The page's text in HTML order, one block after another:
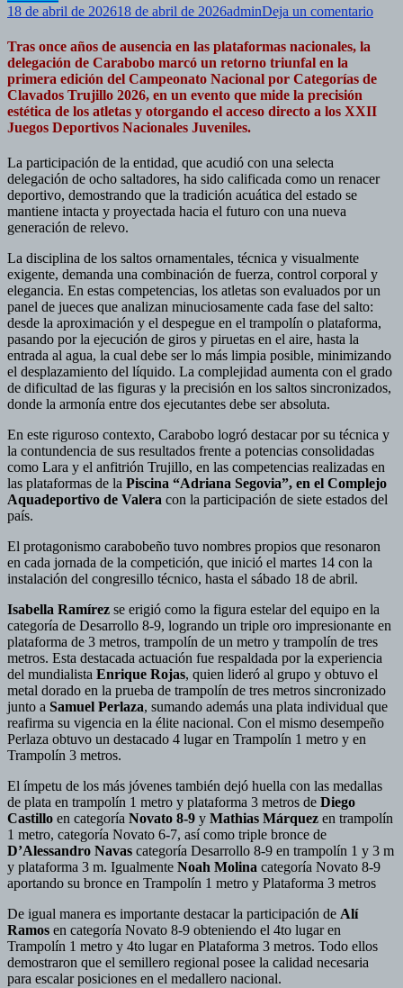
18 de abril de 202618 de abril de 2026adminDeja un comentarioen
en
1er
de
Tras once años de ausencia en las plataformas nacionales, la
delegación de Carabobo marcó un retorno triunfal en la
primera edición del Campeonato Nacional por Categorías de
Clavados Trujillo 2026, en un evento que mide la precisión
estética de los atletas y otorgando el acceso directo a los XXII
Juegos Deportivos Nacionales Juveniles.
La participación de la entidad, que acudió con una selecta
delegación de ocho saltadores, ha sido calificada como un renacer
deportivo, demostrando que la tradición acuática del estado se
mantiene intacta y proyectada hacia el futuro con una nueva
generación de relevo.
La disciplina de los saltos ornamentales, técnica y visualmente
exigente, demanda una combinación de fuerza, control corporal y
elegancia. En estas competencias, los atletas son evaluados por un
panel de jueces que analizan minuciosamente cada fase del salto:
desde la aproximación y el despegue en el trampolín o plataforma,
pasando por la ejecución de giros y piruetas en el aire, hasta la
entrada al agua, la cual debe ser lo más limpia posible, minimizando
el desplazamiento del líquido. La complejidad aumenta con el grado
de dificultad de las figuras y la precisión en los saltos sincronizados,
donde la armonía entre dos ejecutantes debe ser absoluta.
En este riguroso contexto, Carabobo logró destacar por su técnica y
la contundencia de sus resultados frente a potencias consolidadas
como Lara y el anfitrión Trujillo, en las competencias realizadas en
las plataformas de la Piscina “Adriana Segovia”, en el Complejo
Aquadeportivo de Valera con la participación de siete estados del
país.
El protagonismo carabobeño tuvo nombres propios que resonaron
en cada jornada de la competición, que inició el martes 14 con la
instalación del congresillo técnico, hasta el sábado 18 de abril.
Isabella Ramírez se erigió como la figura estelar del equipo en la
categoría de Desarrollo 8-9, logrando un triple oro impresionante en
plataforma de 3 metros, trampolín de un metro y trampolín de tres
metros. Esta destacada actuación fue respaldada por la experiencia
del mundialista Enrique Rojas, quien lideró al grupo y obtuvo el
metal dorado en la prueba de trampolín de tres metros sincronizado
junto a Samuel Perlaza, sumando además una plata individual que
reafirma su vigencia en la élite nacional. Con el mismo desempeño
Perlaza obtuvo un destacado 4 lugar en Trampolín 1 metro y en
Trampolín 3 metros.
El ímpetu de los más jóvenes también dejó huella con las medallas
de plata en trampolín 1 metro y plataforma 3 metros de Diego
Castillo en categoría Novato 8-9 y Mathias Márquez en trampolín
1 metro, categoría Novato 6-7, así como triple bronce de
D’Alessandro Navas categoría Desarrollo 8-9 en trampolín 1 y 3 m
y plataforma 3 m. Igualmente Noah Molina categoría Novato 8-9
aportando su bronce en Trampolín 1 metro y Plataforma 3 metros
De igual manera es importante destacar la participación de Alí
Ramos en categoría Novato 8-9 obteniendo el 4to lugar en
Trampolín 1 metro y 4to lugar en Plataforma 3 metros. Todo ellos
demostraron que el semillero regional posee la calidad necesaria
para escalar posiciones en el medallero nacional.